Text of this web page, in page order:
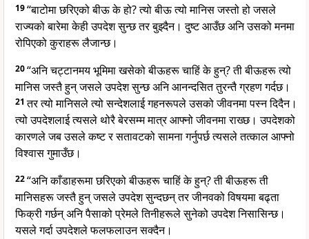
19“बाटोमा छरिएको बीऊ के हो? त्यो बीऊ त्यो मानिस जस्तो हो जसले
राज्यको बारेमा केही उपदेश सुन्छ तर बुझ्दैन। दुष्ट आउँछ अनि उसको मनमा
रोपिएको कुराहरू लैजान्छ।
20“अनि चट्टानमय भूमिमा खसेको बीऊहरू चाहिं के हुन्? ती बीऊहरू त्यो
मानिस जस्तै हुन् जसले उपदेश सुन्छ अनि आनन्दसित तुरन्तै ग्रहण गर्दछ।
21तर त्यो मानिसले त्यो सन्देशलाई गहनरूपले उसको जीवनमा पस्न दिदैन।
त्यो उपदेशलाई त्यसले थोरै बेरसम्म मात्र आफ्नो जीवनमा राख्छ। उपदेशको
कारणले जब उसले कष्ट र सतावटको सामना गर्नुपर्छ त्यसले तत्काल आफ्नो
विश्वास गुमाउँछ।
22“अनि काँडाहरूमा छरिएको बीऊहरू चाहिं के हुन्? ती बीऊहरू ती
मानिसहरू जस्तै हुन् जसले उपदेश सुन्दछन् तर जीनवको विषयमा बढ्ता
फिक्री गर्छन् अनि पैसाको प्रेमले तिनीहरूले सुनेको उपदेश निसासिन्छ।
यसले गर्दा उपदेशले फलफलाउन सक्दैन।